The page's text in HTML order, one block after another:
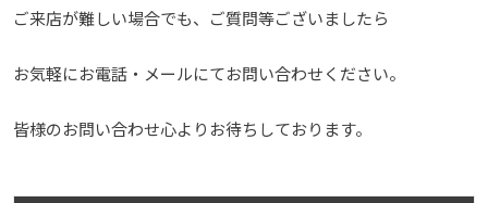
ご来店が難しい場合でも、ご質問等ございましたら
お気軽にお電話・メールにてお問い合わせください。
皆様のお問い合わせ心よりお待ちしております。